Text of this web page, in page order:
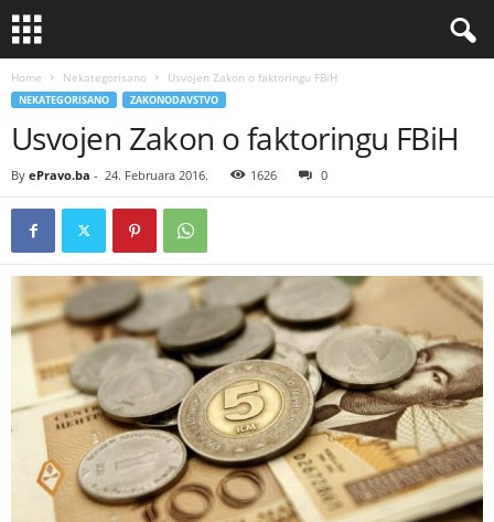
Home Nekategorisano Usvojen Zakon o faktoringu FBiH
NEKATEGORISANO ZAKONODAVSTVO
Usvojen Zakon o faktoringu FBiH
By ePravo.ba - 24. Februara 2016. 1626 0